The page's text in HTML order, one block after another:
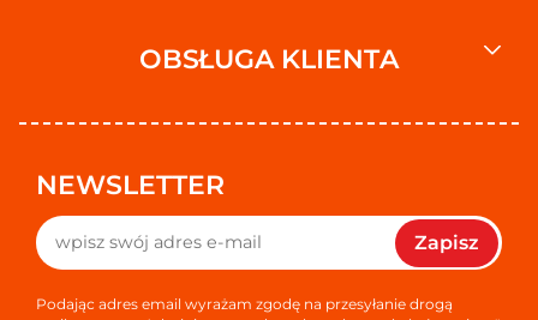
OBSŁUGA KLIENTA
NEWSLETTER
Zapisz
Podając adres email wyrażam zgodę na przesyłanie drogą